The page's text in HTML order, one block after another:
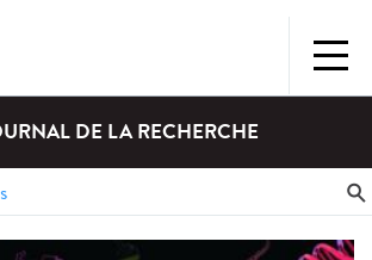
DE LA RECHERCHE